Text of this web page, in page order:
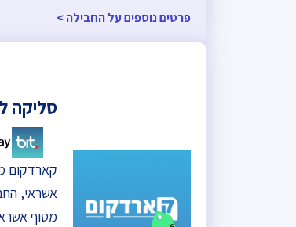
פרטים נוספים על החבילה >
סליקה
קארדקום
אשראי,
מסוף